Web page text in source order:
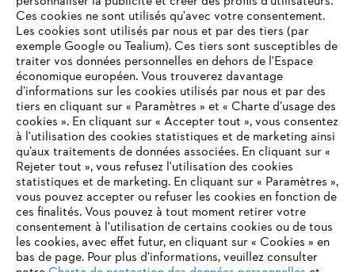
Carrière
Système d'alerte
Ces cookies ne sont utilisés qu'avec votre consentement.
Les cookies sont utilisés par nous et par des tiers (par
exemple Google ou Tealium). Ces tiers sont susceptibles de
traiter vos données personnelles en dehors de l'Espace
économique européen. Vous trouverez davantage
d’informations sur les cookies utilisés par nous et par des
tiers en cliquant sur « Paramètres » et « Charte d’usage des
cookies ». En cliquant sur « Accepter tout », vous consentez
à l'utilisation des cookies statistiques et de marketing ainsi
qu’aux traitements de données associées. En cliquant sur «
Rejeter tout », vous refusez l'utilisation des cookies
statistiques et de marketing. En cliquant sur « Paramètres »,
vous pouvez accepter ou refuser les cookies en fonction de
ces finalités. Vous pouvez à tout moment retirer votre
consentement à l'utilisation de certains cookies ou de tous
les cookies, avec effet futur, en cliquant sur « Cookies » en
bas de page. Pour plus d'informations, veuillez consulter